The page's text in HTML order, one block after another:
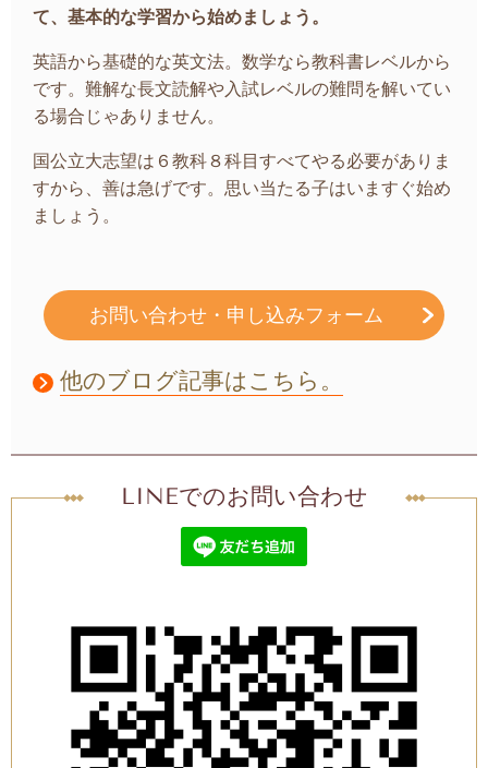
て、基本的な学習から始めましょう。
英語から基礎的な英文法。数学なら教科書レベルから
です。難解な長文読解や入試レベルの難問を解いてい
る場合じゃありません。
国公立大志望は６教科８科目すべてやる必要がありま
すから、善は急げです。思い当たる子はいますぐ始め
ましょう。
お問い合わせ・申し込みフォーム
他のブログ記事はこちら。
LINEでのお問い合わせ